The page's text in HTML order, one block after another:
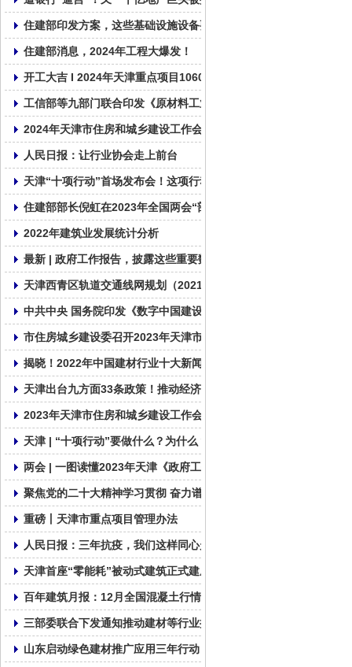
住建部印发方案，这些基础设施设备要更新！
住建部消息，2024年工程大爆发！
开工大吉 I 2024年天津重点项目1060个， 总投资2.01万亿！
工信部等九部门联合印发《原材料工业数字化转型工作方案（
2024年天津市住房和城乡建设工作会议召开
人民日报：让行业协会走上前台
天津“十项行动”首场发布会！这项行动摆在首要位置！
住建部部长倪虹在2023年全国两会“部长通道”答记者问
2022年建筑业发展统计分析
最新 | 政府工作报告，披露这些重要数据！
天津西青区轨道交通线网规划（2021—2035年）草案公示 含三条
中共中央 国务院印发《数字中国建设整体布局规划》
市住房城乡建设委召开2023年天津市住建系统质量安全工作视频会
揭晓！2022年中国建材行业十大新闻
天津出台九方面33条政策！推动经济运行一季度良好开局全年整体
2023年天津市住房和城乡建设工作会议召开
天津 | “十项行动”要做什么？为什么？
两会 | 一图读懂2023年天津《政府工作报告》
聚焦党的二十大精神学习贯彻 奋力谱写社会组织发展新篇章
重磅丨天津市重点项目管理办法
人民日报：三年抗疫，我们这样同心走过
天津首座“零能耗”被动式建筑正式建成!
百年建筑月报：12月全国混凝土行情缺乏支撑
三部委联合下发通知推动建材等行业提质增效
山东启动绿色建材推广应用三年行动